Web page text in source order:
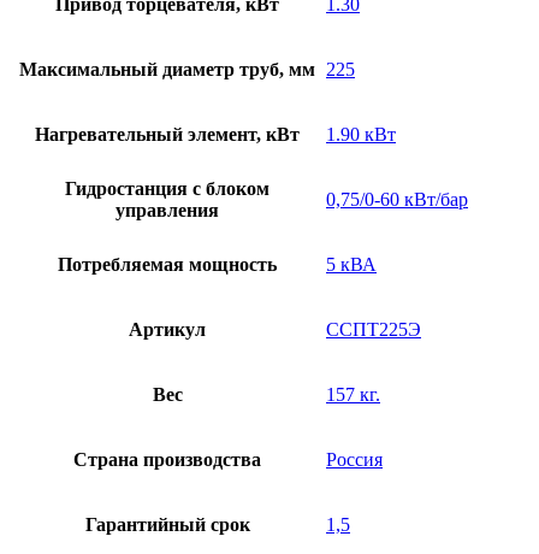
Привод торцевателя, кВт 1.30
Максимальный диаметр труб, мм 225
Нагревательный элемент, кВт 1.90 кВт
Гидростанция с блоком
управления
0,75/0-60 кВт/бар
Потребляемая мощность 5 кВА
Артикул ССПТ225Э
Вес 157 кг.
Страна производства Россия
Гарантийный срок 1,5